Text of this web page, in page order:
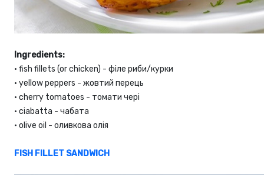
Ingredients:
• fish fillets (or chicken) - філе риби/курки
• yellow peppers - жовтий перець
• cherry tomatoes - томати чері
• ciabatta - чабата
• olive oil - оливкова олія
FISH FILLET SANDWICH